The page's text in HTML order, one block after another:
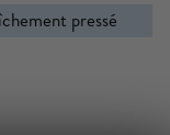
pressé